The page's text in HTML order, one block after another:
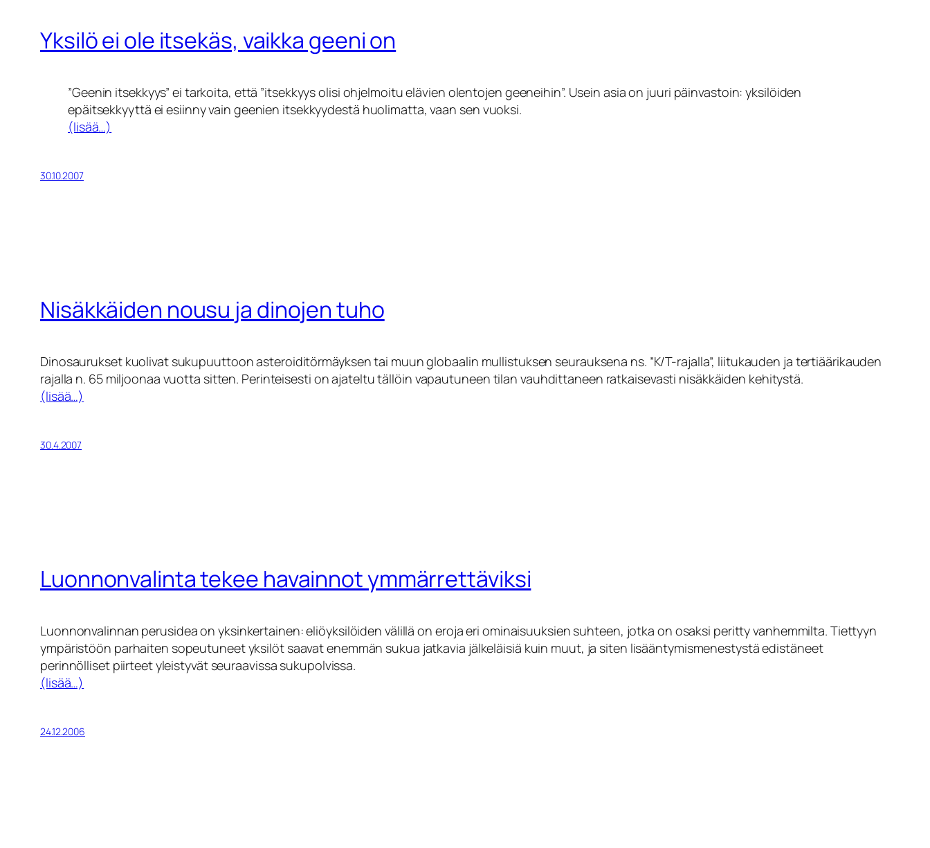
Yksilö ei ole itsekäs, vaikka geeni on
”Geenin itsekkyys” ei tarkoita, että ”itsekkyys olisi ohjelmoitu elävien olentojen geeneihin”. Usein asia on juuri päinvastoin: yksilöiden
epäitsekkyyttä ei esiinny vain geenien itsekkyydestä huolimatta, vaan sen vuoksi.
(lisää…)
30.10.2007
Nisäkkäiden nousu ja dinojen tuho
Dinosaurukset kuolivat sukupuuttoon asteroiditörmäyksen tai muun globaalin mullistuksen seurauksena ns. ”K/T-rajalla”, liitukauden ja tertiäärikauden
rajalla n. 65 miljoonaa vuotta sitten. Perinteisesti on ajateltu tällöin vapautuneen tilan vauhdittaneen ratkaisevasti nisäkkäiden kehitystä.
(lisää…)
30.4.2007
Luonnonvalinta tekee havainnot ymmärrettäviksi
Luonnonvalinnan perusidea on yksinkertainen: eliöyksilöiden välillä on eroja eri ominaisuuksien suhteen, jotka on osaksi peritty vanhemmilta. Tiettyyn
ympäristöön parhaiten sopeutuneet yksilöt saavat enemmän sukua jatkavia jälkeläisiä kuin muut, ja siten lisääntymismenestystä edistäneet
perinnölliset piirteet yleistyvät seuraavissa sukupolvissa.
(lisää…)
24.12.2006